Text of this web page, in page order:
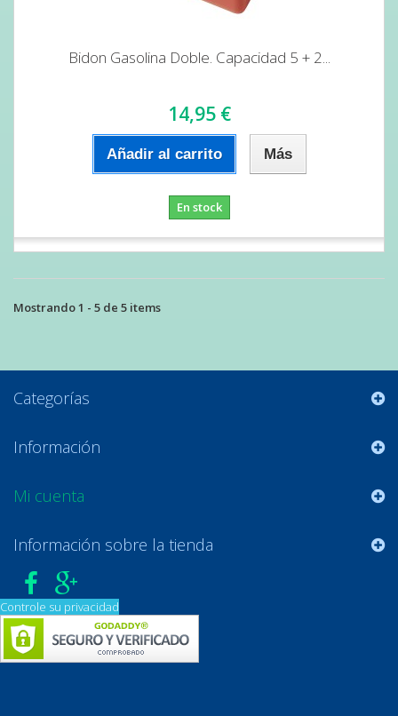
Bidon Gasolina Doble. Capacidad 5 + 2...
14,95 €
Añadir al carrito Más
En stock
Mostrando 1 - 5 de 5 items
Categorías
Información
Mi cuenta
Información sobre la tienda
Controle su privacidad